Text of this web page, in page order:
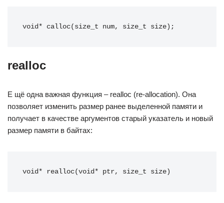
void* calloc(size_t num, size_t size);
realloc
Е щё одна важная функция – realloc (re-allocation). Она
позволяет изменить размер ранее выделенной памяти и
получает в качестве аргументов старый указатель и новый
размер памяти в байтах:
void* realloc(void* ptr, size_t size)